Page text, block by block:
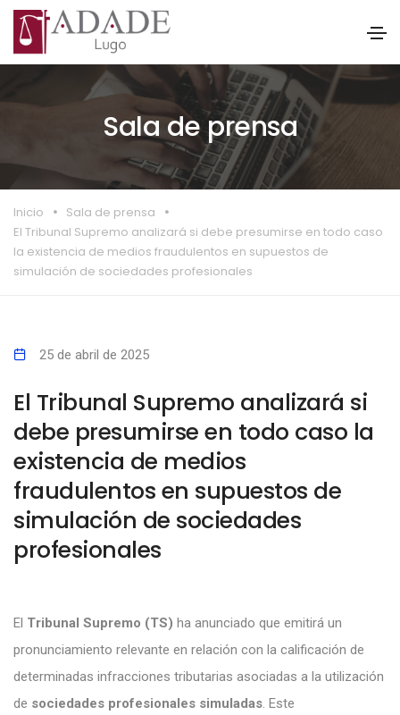
Sala de prensa
Inicio
Sala de prensa
El Tribunal Supremo analizará si debe presumirse en todo caso
la existencia de medios fraudulentos en supuestos de
simulación de sociedades profesionales
25 de abril de 2025
El Tribunal Supremo analizará si
debe presumirse en todo caso la
existencia de medios
fraudulentos en supuestos de
simulación de sociedades
profesionales
El Tribunal Supremo (TS) ha anunciado que emitirá un
pronunciamiento relevante en relación con la calificación de
determinadas infracciones tributarias asociadas a la utilización
de sociedades profesionales simuladas. Este